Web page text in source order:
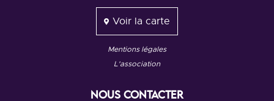
Voir la carte
Mentions légales
L'association
NOUS CONTACTER